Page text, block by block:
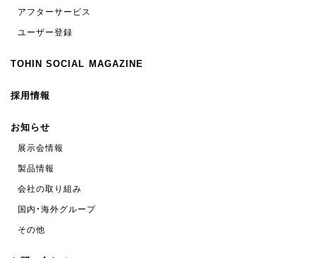
アフターサービス
ユーザー登録
TOHIN SOCIAL MAGAZINE
採用情報
お知らせ
展示会情報
製品情報
会社の取り組み
国内・海外グループ
その他